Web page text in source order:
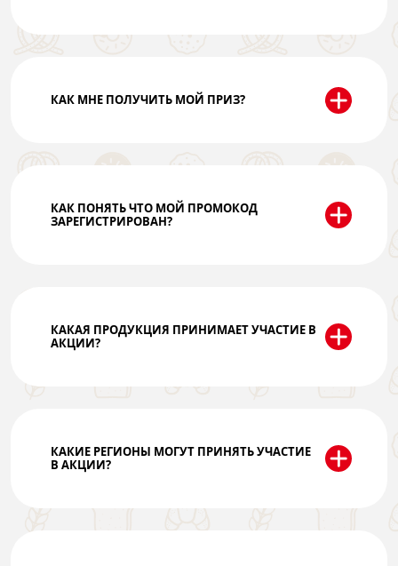
КАК МНЕ ПОЛУЧИТЬ МОЙ ПРИЗ?
КАК ПОНЯТЬ ЧТО МОЙ ПРОМОКОД
ЗАРЕГИСТРИРОВАН?
КАКАЯ ПРОДУКЦИЯ ПРИНИМАЕТ УЧАСТИЕ В
АКЦИИ?
КАКИЕ РЕГИОНЫ МОГУТ ПРИНЯТЬ УЧАСТИЕ
В АКЦИИ?